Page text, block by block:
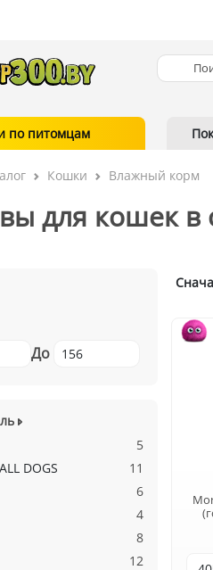
по питомцам
Кошки Влажный корм
для кошек в
До
5
DOGS
11
6
4
8
12